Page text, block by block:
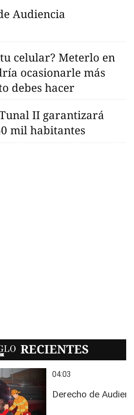
Audiencia
celular? Meterlo en
ocasionarle más
debes hacer
II garantizará
mil habitantes
RECIENTES